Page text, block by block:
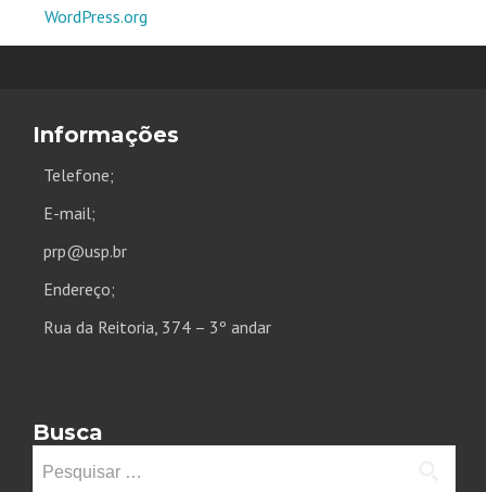
WordPress.org
Informações
Telefone;
E-mail;
prp@usp.br
Endereço;
Rua da Reitoria, 374 – 3º andar
Busca
por: